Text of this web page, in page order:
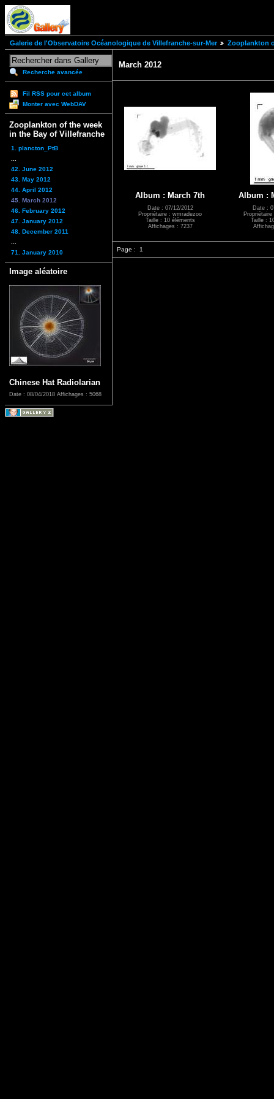
Galerie de l'Observatoire Océanologique de Villefranche-sur-Mer Zooplankton
Recherche avancée
Fil RSS pour cet album
Monter avec WebDAV
Zooplankton of the week
in the Bay of Villefranche
1. plancton_PtB
42. June 2012
43. May 2012
44. April 2012
45. March 2012
46. February 2012
47. January 2012
48. December 2011
71. January 2010
Image aléatoire
Chinese Hat Radiolarian
Date : 08/04/2018 Affichages : 5068
March 2012
Album : March 7th
Date : 07/12/2012
Propriétaire : wmradezoo
Taille : 10 éléments
Affichages : 7237
Album :
Date :
Taille :
Page : 1